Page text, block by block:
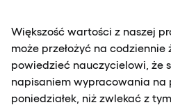
Większość wartości z naszej
może przełożyć na codziennie
powiedzieć nauczycielowi, że
napisaniem wypracowania na
poniedziałek, niż zwlekać z